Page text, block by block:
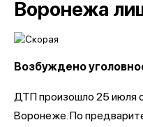
Воронежа
Возбуждено
ДТП произошло 25 июля
Воронеже. По